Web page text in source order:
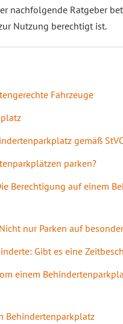
nachfolgende Ratgeber
Nutzung berechtigt ist.
Fahrzeuge
gemäß
parken?
Berechtigung auf einem
nur Parken auf
Gibt es eine
einem
Behindertenparkplatz